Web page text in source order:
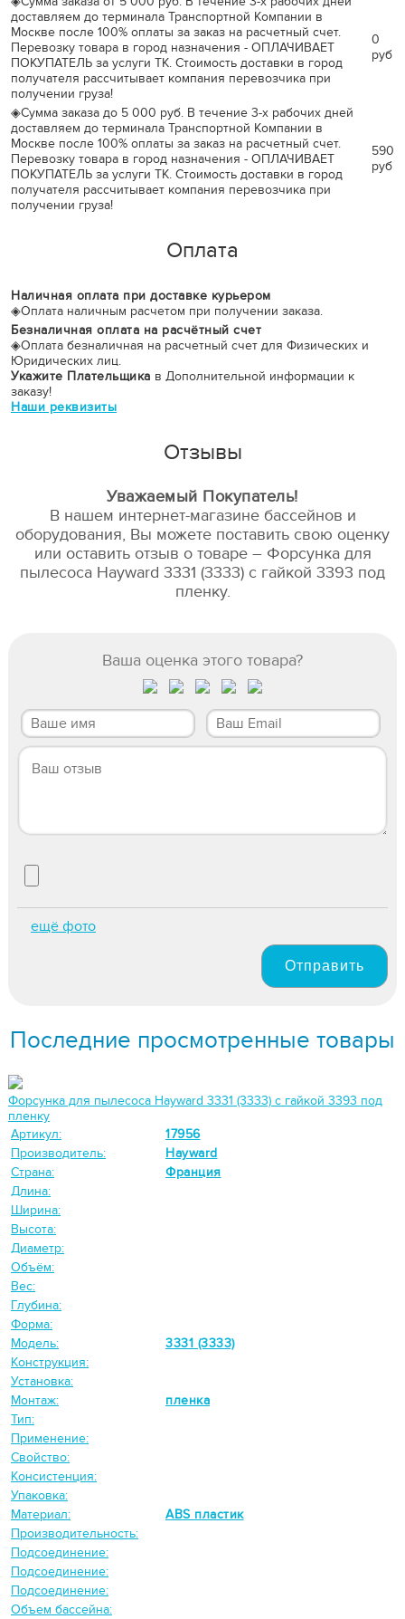
доставляем до терминала Транспортной Компании в
Москве после 100% оплаты за заказ на расчетный счет.
Перевозку товара в город назначения - ОПЛАЧИВАЕТ
ПОКУПАТЕЛЬ за услуги ТК. Стоимость доставки в город
получателя рассчитывает компания перевозчика при
получении груза!
0
руб
◈Сумма заказа до 5 000 руб. В течение 3-х рабочих дней
доставляем до терминала Транспортной Компании в
Москве после 100% оплаты за заказ на расчетный счет.
Перевозку товара в город назначения - ОПЛАЧИВАЕТ
ПОКУПАТЕЛЬ за услуги ТК. Стоимость доставки в город
получателя рассчитывает компания перевозчика при
получении груза!
590
руб
Оплата
Наличная оплата при доставке курьером
◈Оплата наличным расчетом при получении заказа.
Безналичная оплата на расчётный счет
◈Оплата безналичная на расчетный счет для Физических и
Юридических лиц.
Укажите Плательщика в Дополнительной информации к
заказу!
Наши реквизиты
Отзывы
Уважаемый Покупатель!
В нашем интернет-магазине бассейнов и
оборудования, Вы можете поставить свою оценку
или оставить отзыв о товаре – Форсунка для
пылесоса Hayward 3331 (3333) c гайкой 3393 под
пленку.
Ваша оценка этого товара?
ещё фото
Отправить
Последние просмотренные товары
Форсунка для пылесоса Hayward 3331 (3333) c гайкой 3393 под
пленку
Артикул:
17956
Производитель:
Hayward
Страна:
Франция
Длина:
Ширина:
Высота:
Диаметр:
Объём:
Вес:
Глубина:
Форма:
Модель:
3331 (3333)
Конструкция:
Установка:
Монтаж:
пленка
Тип:
Применение:
Свойство:
Консистенция:
Упаковка:
Материал:
ABS пластик
Производительность:
Подсоединение:
Подсоединение:
Подсоединение:
Объем бассейна: